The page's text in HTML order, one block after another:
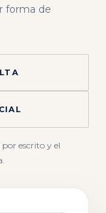
forma de
escrito y el